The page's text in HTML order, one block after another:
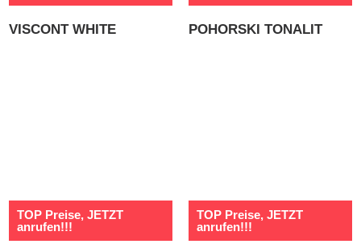
VISCONT WHITE POHORSKI TONALIT
TOP Preise, JETZT
anrufen!!!
TOP Preise, JETZT
anrufen!!!